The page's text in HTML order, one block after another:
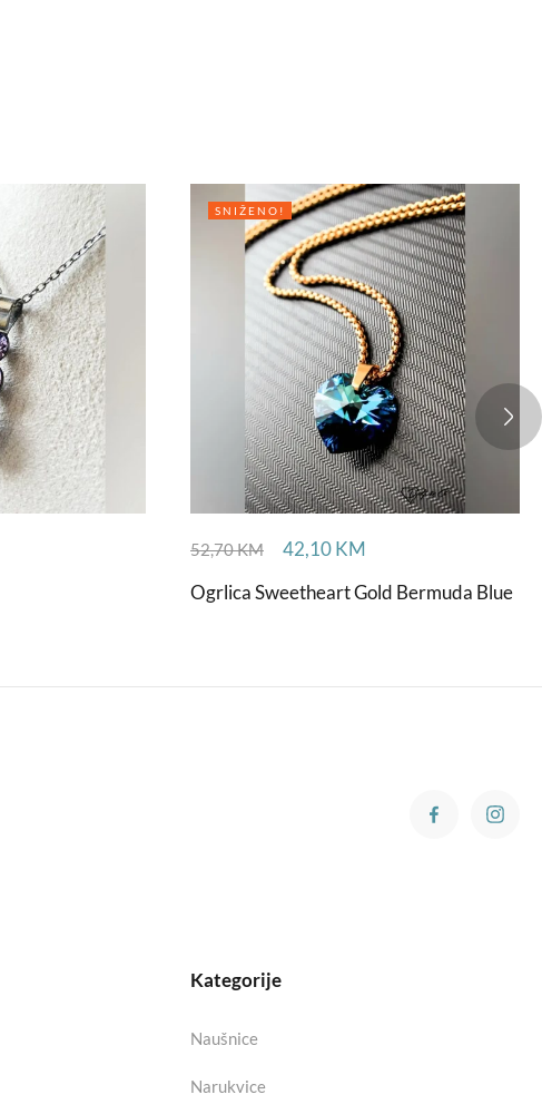
SNIŽENO!
52,70KM 42,10KM
Ogrlica Sweetheart Gold Bermuda Blue
Kategorije
Naušnice
Narukvice